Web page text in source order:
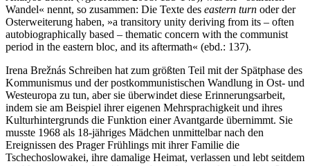
Wandel« nennt, so zusammen: Die Texte des eastern turn oder der
Osterweiterung haben, »a transitory unity deriving from its – often
autobiographically based – thematic concern with the communist
period in the eastern bloc, and its aftermath« (ebd.: 137).
Irena Brežnás Schreiben hat zum größten Teil mit der Spätphase des
Kommunismus und der postkommunistischen Wandlung in Ost- und
Westeuropa zu tun, aber sie überwindet diese Erinnerungsarbeit,
indem sie am Beispiel ihrer eigenen Mehrsprachigkeit und ihres
Kulturhintergrunds die Funktion einer Avantgarde übernimmt. Sie
musste 1968 als 18-jähriges Mädchen unmittelbar nach den
Ereignissen des Prager Frühlings mit ihrer Familie die
Tschechoslowakei, ihre damalige Heimat, verlassen und lebt seitdem